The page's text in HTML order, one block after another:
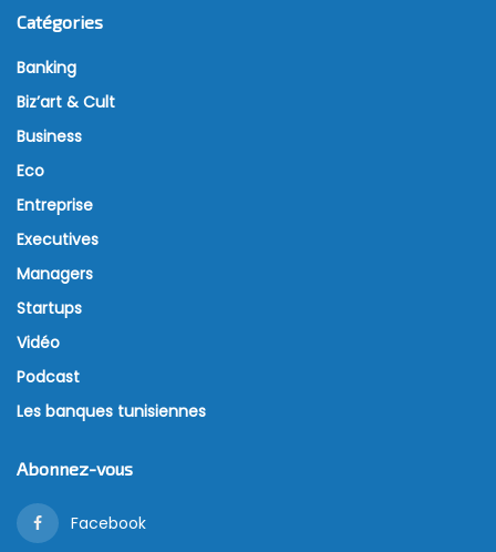
Catégories
Banking
Biz’art & Cult
Business
Eco
Entreprise
Executives
Managers
Startups
Vidéo
Podcast
Les banques tunisiennes
Abonnez-vous
Facebook